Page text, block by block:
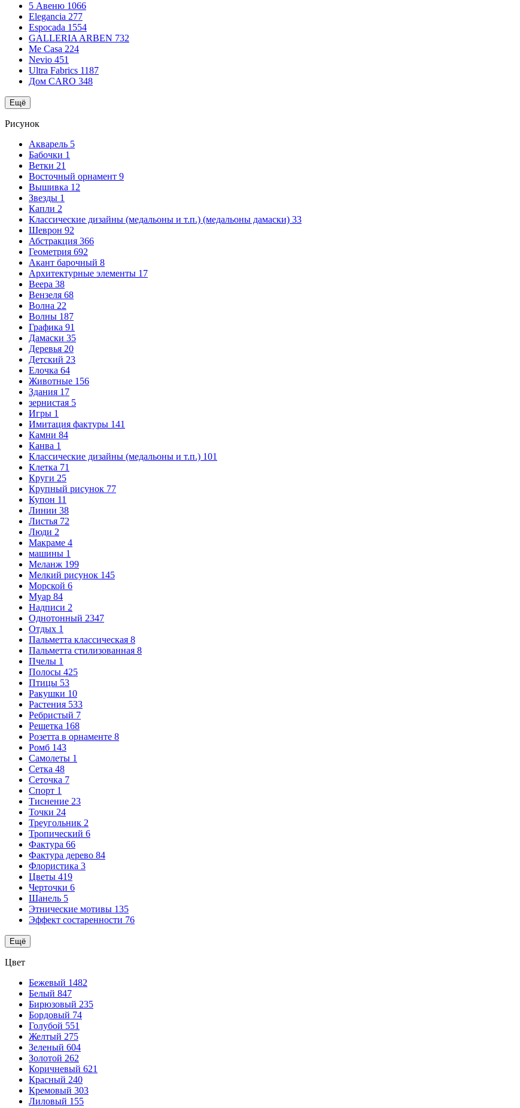
5 Авеню 1066
Elegancia 277
Espocada 1554
GALLERIA ARBEN 732
Me Casa 224
Nevio 451
Ultra Fabrics 1187
Дом CARO 348
Ещё
Рисунок
Акварель 5
Бабочки 1
Ветки 21
Восточный орнамент 9
Вышивка 12
Звезды 1
Капли 2
Классические дизайны (медальоны и т.п.) (медальоны дамаски) 33
Шеврон 92
Абстракция 366
Геометрия 692
Акант барочный 8
Архитектурные элементы 17
Веера 38
Вензеля 68
Волна 22
Волны 187
Графика 91
Дамаски 35
Деревья 20
Детский 23
Елочка 64
Животные 156
Здания 17
зернистая 5
Игры 1
Имитация фактуры 141
Камни 84
Канва 1
Классические дизайны (медальоны и т.п.) 101
Клетка 71
Круги 25
Крупный рисунок 77
Купон 11
Линии 38
Листья 72
Люди 2
Макраме 4
машины 1
Меланж 199
Мелкий рисунок 145
Морской 6
Муар 84
Надписи 2
Однотонный 2347
Отдых 1
Пальметта классическая 8
Пальметта стилизованная 8
Пчелы 1
Полосы 425
Птицы 53
Ракушки 10
Растения 533
Ребристый 7
Решетка 168
Розетта в орнаменте 8
Ромб 143
Самолеты 1
Сетка 48
Сеточка 7
Спорт 1
Тиснение 23
Точки 24
Треугольник 2
Тропический 6
Фактура 66
Фактура дерево 84
Флористика 3
Цветы 419
Черточки 6
Шанель 5
Этнические мотивы 135
Эффект состаренности 76
Ещё
Цвет
Бежевый 1482
Белый 847
Бирюзовый 235
Бордовый 74
Голубой 551
Желтый 275
Зеленый 604
Золотой 262
Коричневый 621
Красный 240
Кремовый 303
Лиловый 155